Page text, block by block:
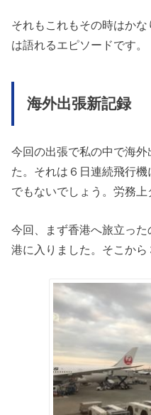
それもこれもその時はか
は語れるエピソードです。
海外出張新記録
今回の出張で私の中で海
た。それは６日連続飛行
でもないでしょう。労務上
今回、まず香港へ旅立っ
港に入りました。そこから